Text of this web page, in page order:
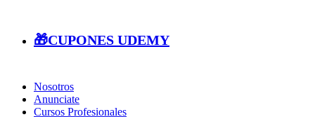
🎁CUPONES UDEMY
Nosotros
Anunciate
Cursos Profesionales